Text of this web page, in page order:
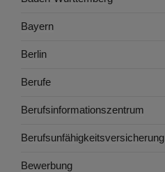
Bayern
Berlin
Berufe
Berufsinformationszentrum
Berufsunfähigkeitsversicherung
Bewerbung